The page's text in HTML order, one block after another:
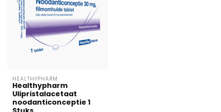
HEALTHYPHARM
Healthypharm
Ulipristalacetaat
noodanticonceptie 1